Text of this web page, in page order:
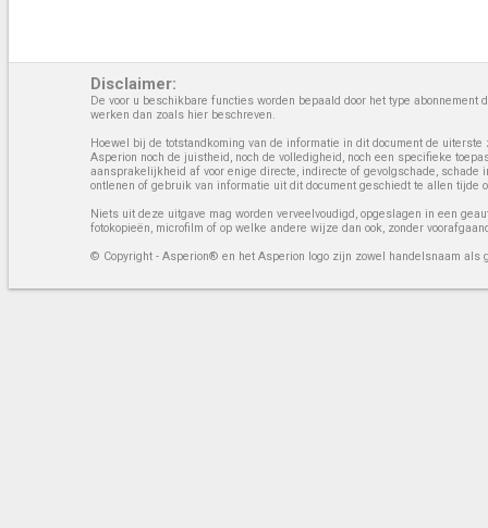
Disclaimer:
De voor u beschikbare functies worden bepaald door het type
werken dan zoals hier beschreven.
Hoewel bij de totstandkoming van de informatie in dit document de
Asperion noch de juistheid, noch de volledigheid, noch een specifieke
aansprakelijkheid af voor enige directe, indirecte of gevolgschade,
ontlenen of gebruik van informatie uit dit document geschiedt te allen tijde
Niets uit deze uitgave mag worden verveelvoudigd, opgeslagen in een
fotokopieën, microfilm of op welke andere wijze dan ook, zonder
© Copyright - Asperion® en het Asperion logo zijn zowel handelsnaam als